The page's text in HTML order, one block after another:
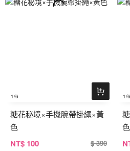
1/6
糖花秘境×手機腕帶掛繩×黃
色
NT$ 100 $ 390
1/6
色